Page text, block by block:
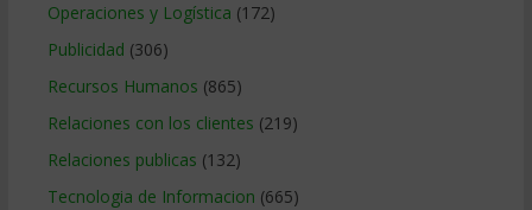
Operaciones y Logística (172)
Publicidad (306)
Recursos Humanos (865)
Relaciones con los clientes (219)
Relaciones publicas (132)
Tecnologia de Informacion (665)